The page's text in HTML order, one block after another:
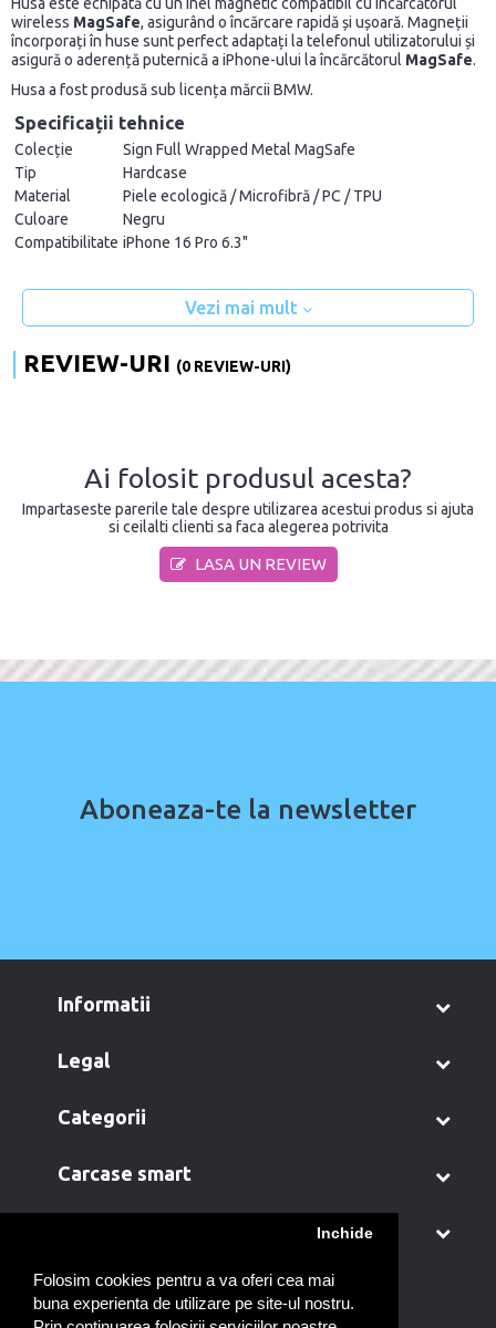
Folosim cookies pentru a va oferi cea mai
buna experienta de utilizare pe site-ul nostru.
Inchide
wireless MagSafe, asigurând o încărcare rapidă și ușoară. Magneții
încorporați în huse sunt perfect adaptați la telefonul utilizatorului și
asigură o aderență puternică a iPhone-ului la încărcătorul MagSafe.
Husa a fost produsă sub licența mărcii BMW.
Specificații tehnice
Colecție
Sign Full Wrapped Metal MagSafe
Tip
Hardcase
Material
Piele ecologică / Microfibră / PC / TPU
Culoare
Negru
Compatibilitate iPhone 16 Pro 6.3"
Vezi mai mult
REVIEW-URI (0 REVIEW-URI)
Ai folosit produsul acesta?
Impartaseste parerile tale despre utilizarea acestui produs si ajuta
si ceilalti clienti sa faca alegerea potrivita
LASA UN REVIEW
Aboneaza-te la newsletter
informatii
legal
categorii
carcase smart